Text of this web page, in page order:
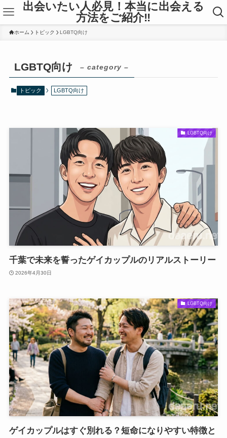
出会いたい人必見！本当に出会える
方法をご紹介‼
ホーム トピック LGBTQ向け
LGBTQ向け – category –
トピック LGBTQ向け
LGBTQ向け
千葉で未来を誓ったゲイカップルのリアルストーリー
2026年4月30日
LGBTQ向け
ゲイカップルはすぐ別れる？短命になりやすい特徴と